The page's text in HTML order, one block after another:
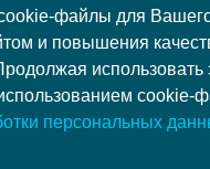
в рамках XIII Конкурса
ПАО "ЛУКОЙЛ" на
области в 2020
обработку персональных
и продвижение S-
общественно-
файлы для
и повышения
использовать
cookie-
персональных